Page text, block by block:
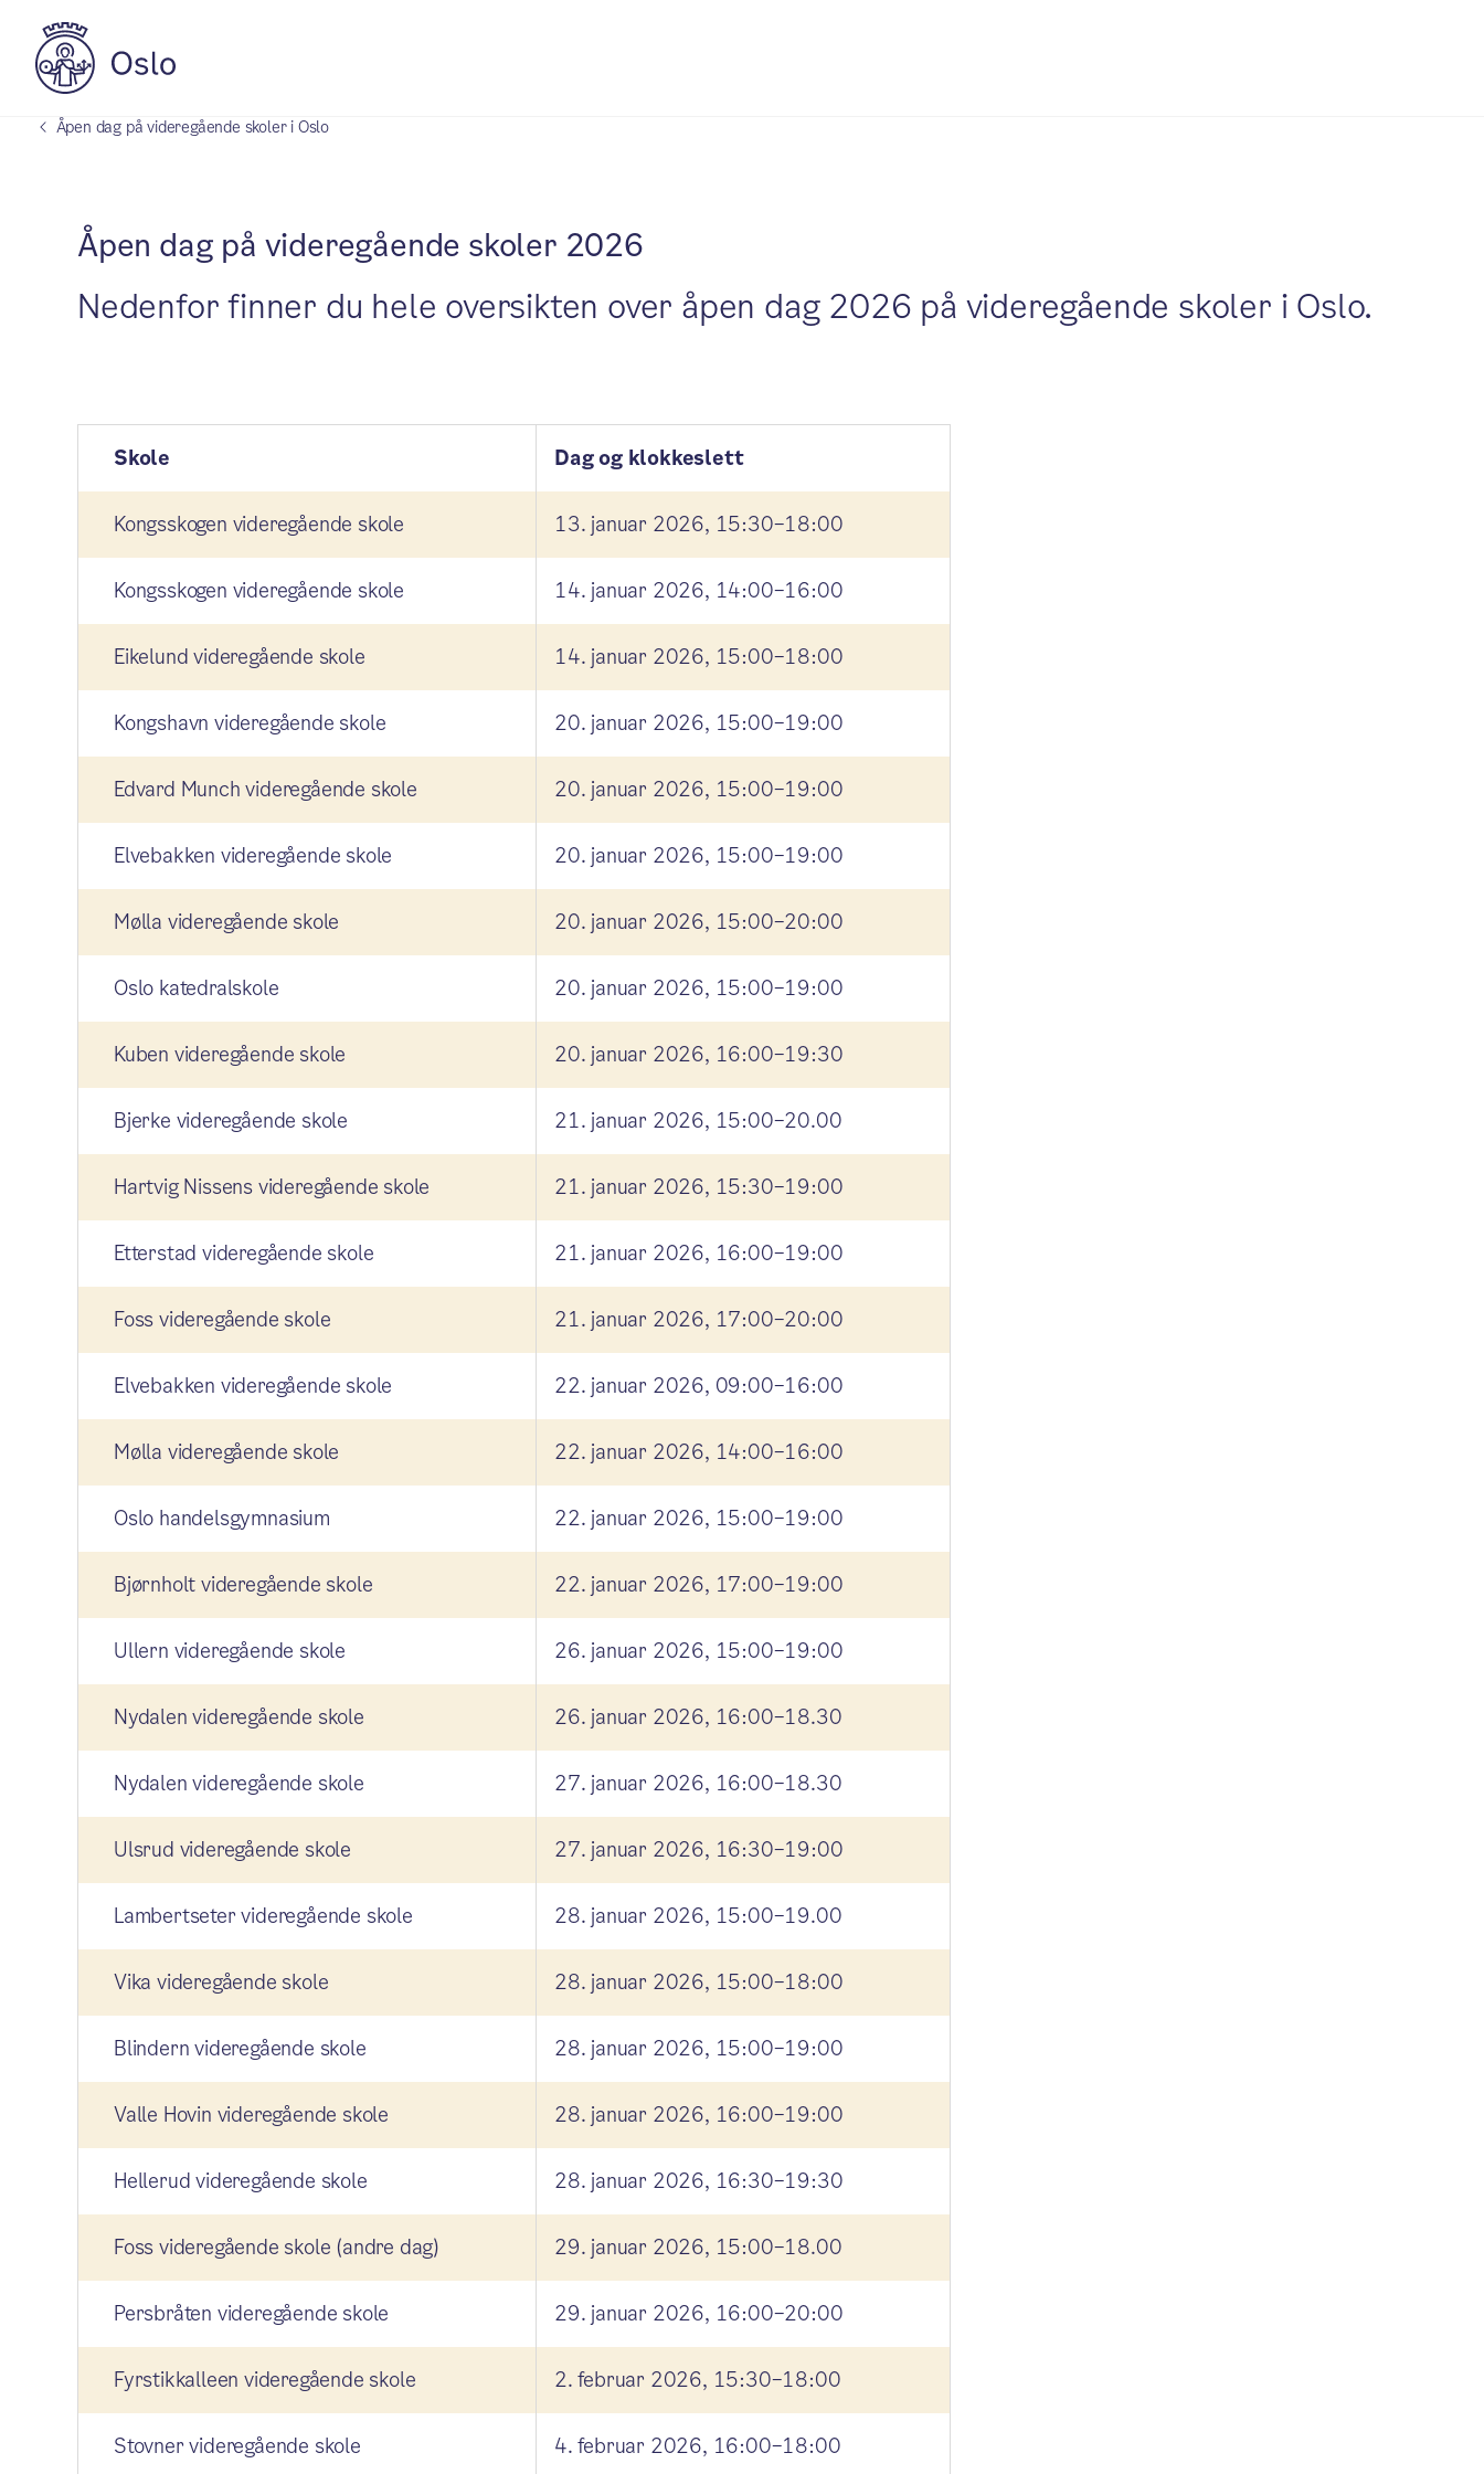
Åpen dag på videregående skoler i Oslo
Åpen dag på videregående skoler 2026
Nedenfor finner du hele oversikten over åpen dag 2026 på videregående skoler i Oslo.
Skole Dag og klokkeslett
Kongsskogen videregående skole 13. januar 2026, 15:30–18:00
Kongsskogen videregående skole 14. januar 2026, 14:00–16:00
Eikelund videregående skole 14. januar 2026, 15:00–18:00
Kongshavn videregående skole 20. januar 2026, 15:00–19:00
Edvard Munch videregående skole 20. januar 2026, 15:00–19:00
Elvebakken videregående skole 20. januar 2026, 15:00–19:00
Mølla videregående skole 20. januar 2026, 15:00–20:00
Oslo katedralskole 20. januar 2026, 15:00–19:00
Kuben videregående skole 20. januar 2026, 16:00–19:30
Bjerke videregående skole 21. januar 2026, 15:00–20.00
Hartvig Nissens videregående skole 21. januar 2026, 15:30–19:00
Etterstad videregående skole 21. januar 2026, 16:00–19:00
Foss videregående skole 21. januar 2026, 17:00–20:00
Elvebakken videregående skole 22. januar 2026, 09:00–16:00
Mølla videregående skole 22. januar 2026, 14:00–16:00
Oslo handelsgymnasium 22. januar 2026, 15:00–19:00
Bjørnholt videregående skole 22. januar 2026, 17:00–19:00
Ullern videregående skole 26. januar 2026, 15:00–19:00
Nydalen videregående skole 26. januar 2026, 16:00–18.30
Nydalen videregående skole 27. januar 2026, 16:00–18.30
Ulsrud videregående skole 27. januar 2026, 16:30–19:00
Lambertseter videregående skole 28. januar 2026, 15:00–19.00
Vika videregående skole 28. januar 2026, 15:00–18:00
Blindern videregående skole 28. januar 2026, 15:00–19:00
Valle Hovin videregående skole 28. januar 2026, 16:00–19:00
Hellerud videregående skole 28. januar 2026, 16:30–19:30
Foss videregående skole (andre dag) 29. januar 2026, 15:00–18.00
Persbråten videregående skole 29. januar 2026, 16:00–20:00
Fyrstikkalleen videregående skole 2. februar 2026, 15:30–18:00
Stovner videregående skole 4. februar 2026, 16:00–18:00